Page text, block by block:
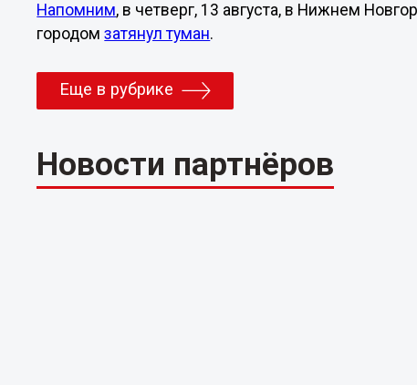
Напомним, в четверг, 13 августа, в Нижнем
городомзатянул туман.
Еще в рубрике
Новости партнёров